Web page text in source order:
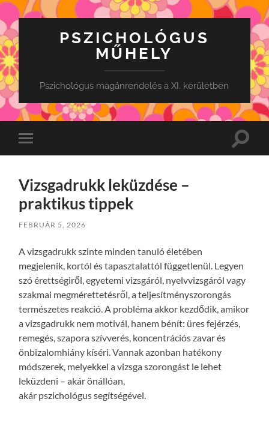
PSZICHOLÓGUS
MŰHELY
Pszichológus magánrendelés a XI. kerületben
Toggle
mobile
Toggle
Vizsgadrukk leküzdése –
praktikus tippek
FEBRUÁR 5, 2026
A vizsgadrukk szinte minden tanuló életében
megjelenik, kortól és tapasztalattól függetlenül. Legyen
szó érettségiről, egyetemi vizsgáról, nyelvvizsgáról vagy
szakmai megmérettetésről, a teljesítményszorongás
természetes reakció. A probléma akkor kezdődik, amikor
a vizsgadrukk nem motivál, hanem bénít: üres fejérzés,
remegés, szapora szívverés, koncentrációs zavar és
önbizalomhiány kíséri. Vannak azonban hatékony
módszerek, melyekkel a vizsga szorongást le lehet
leküzdeni – akár önállóan,
akár pszichológus segítségével.